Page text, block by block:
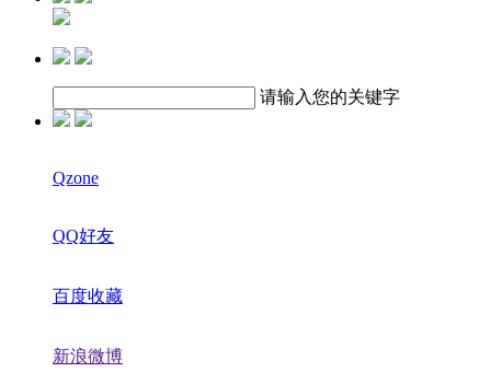
请输入您的关键字
Qzone
QQ好友
百度收藏
新浪微博